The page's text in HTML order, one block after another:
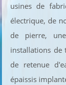
usines de
électrique, de
de pierre,
installations de
de retenue
épaissis